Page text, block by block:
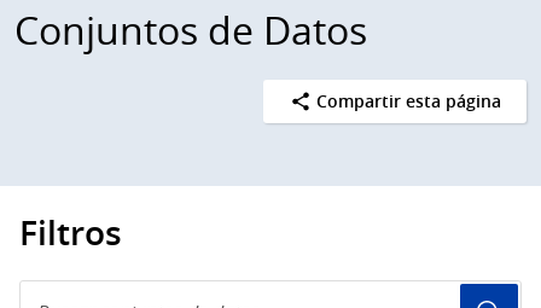
Conjuntos de Datos
Compartir esta página
Filtros